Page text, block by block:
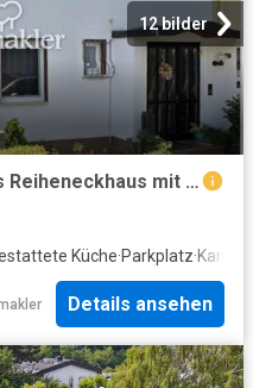
12 bilder
Von Privat: Ruhig gelegenes Reiheneckhaus mit Garten und Garage
Küche·Parkplatz·Kamin
Details ansehen